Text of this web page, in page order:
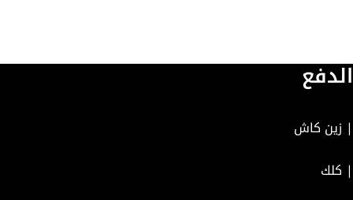
الدفع
| زين كاش
| كلك